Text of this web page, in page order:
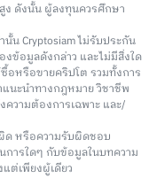
ง ดังนั้น ผู้ลงทุนควรศึกษา
น Cryptosiam ไม่รับประกัน
ข้อมูลดังกล่าว และไม่มีสิ่งใด
อหรือขายคริปโต รวมทั้งการ
นะนำทางกฎหมาย วิชาชีพ
วามต้องการเฉพาะ และ/
ด หรือความรับผิดชอบ
การใดๆ กับข้อมูลในบทความ
ต่เพียงผู้เดียว